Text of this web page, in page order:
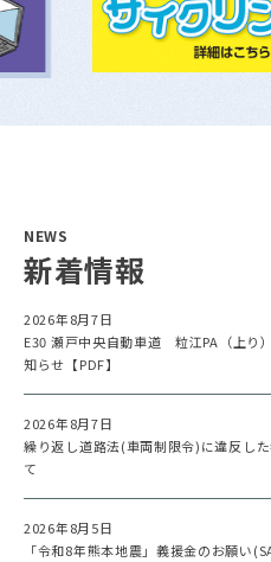
NEWS
新着情報
2026年8月7日
E30 瀬戸中央自動車道 粒江PA（上り
知らせ【PDF】
2026年8月7日
繰り返し道路法(車両制限令)に違反し
て
2026年8月5日
「令和8年熊本地震」義援金のお願い